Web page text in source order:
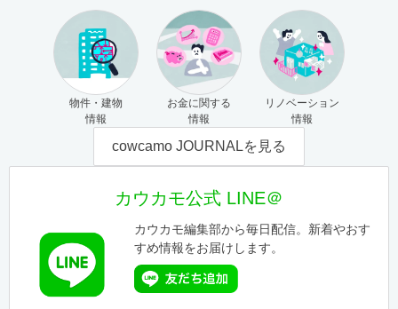
物件・建物
情報
お金に関する
情報
リノベーション
情報
cowcamo JOURNALを見る
カウカモ公式 LINE＠
カウカモ編集部から毎日配信。新着やおす
すめ情報をお届けします。